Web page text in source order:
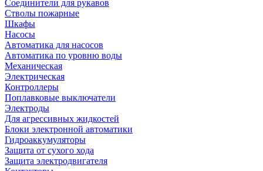
Соединители для рукавов
Стволы пожарные
Шкафы
Насосы
Автоматика для насосов
Автоматика по уровню воды
Механическая
Электрическая
Контроллеры
Поплавковые выключатели
Электроды
Для агрессивных жидкостей
Блоки электронной автоматики
Гидроаккумуляторы
Защита от сухого хода
Защита электродвигателя